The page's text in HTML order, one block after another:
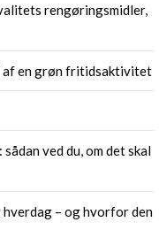
rengøringsmidler,
af en grøn fritidsaktivitet
ved du, om det skal
– og hvorfor den